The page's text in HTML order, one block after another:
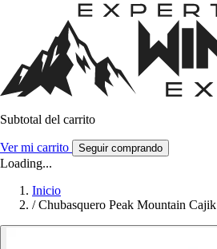
Subtotal del carrito
Ver mi carrito Seguir comprando
Loading...
Inicio
/ Chubasquero Peak Mountain Cajik